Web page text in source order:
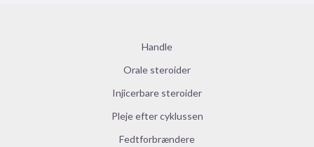
Handle
Orale steroider
Injicerbare steroider
Pleje efter cyklussen
Fedtforbrændere